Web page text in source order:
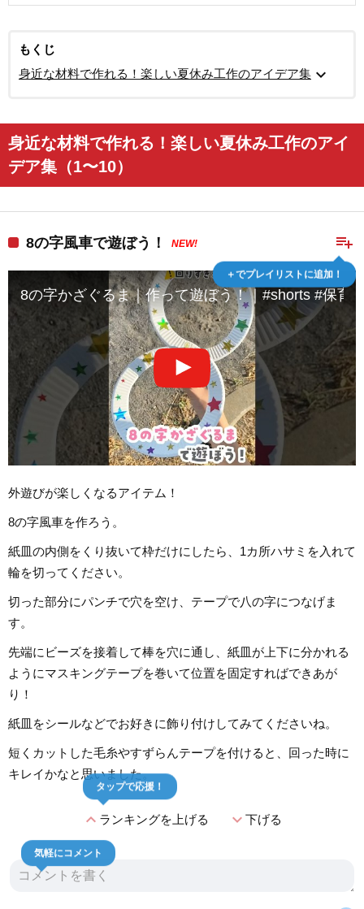
もくじ
身近な材料で作れる！楽しい夏休み工作のアイデア集 expand_more
身近な材料で作れる！楽しい夏休み工作のアイ
デア集（1〜10）
playlist_add
＋でプレイリストに追加！
8の字風車で遊ぼう！ NEW!
8の字かざぐるま｜作って遊ぼう！｜#shorts #保育
外遊びが楽しくなるアイテム！
8の字風車を作ろう。
紙皿の内側をくり抜いて枠だけにしたら、1カ所ハサミを入れて
輪を切ってください。
切った部分にパンチで穴を空け、テープで八の字につなげま
す。
先端にビーズを接着して棒を穴に通し、紙皿が上下に分かれる
ようにマスキングテープを巻いて位置を固定すればできあが
り！
紙皿をシールなどでお好きに飾り付けしてみてくださいね。
短くカットした毛糸やすずらんテープを付けると、回った時に
キレイかなと思いました。
expand_lessランキングを上げる
タップで応援！
expand_more下げる
気軽にコメント